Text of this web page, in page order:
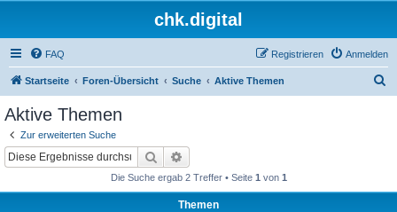
chk.digital
FAQ Anmelden
Registrieren
Startseite Foren-Übersicht Suche Aktive Themen
Aktive Themen
Zur erweiterten Suche
Suche
Die Suche ergab 2 Treffer • Seite 1 von 1
Themen